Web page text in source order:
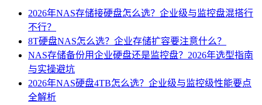
2026年NAS存储接硬盘怎么选？企业级与监控盘混搭行
不行？
8T硬盘NAS怎么选？企业存储扩容要注意什么？
NAS存储备份用企业硬盘还是监控盘？2026年选型指南
与实操避坑
2026年NAS硬盘4TB怎么选？企业级与监控级性能要点
全解析